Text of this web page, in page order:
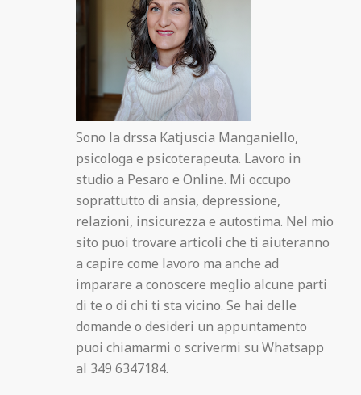
Sono la dr.ssa Katjuscia Manganiello,
psicologa e psicoterapeuta. Lavoro in
studio a Pesaro e Online. Mi occupo
soprattutto di ansia, depressione,
relazioni, insicurezza e autostima. Nel mio
sito puoi trovare articoli che ti aiuteranno
a capire come lavoro ma anche ad
imparare a conoscere meglio alcune parti
di te o di chi ti sta vicino. Se hai delle
domande o desideri un appuntamento
puoi chiamarmi o scrivermi su Whatsapp
al 349 6347184.